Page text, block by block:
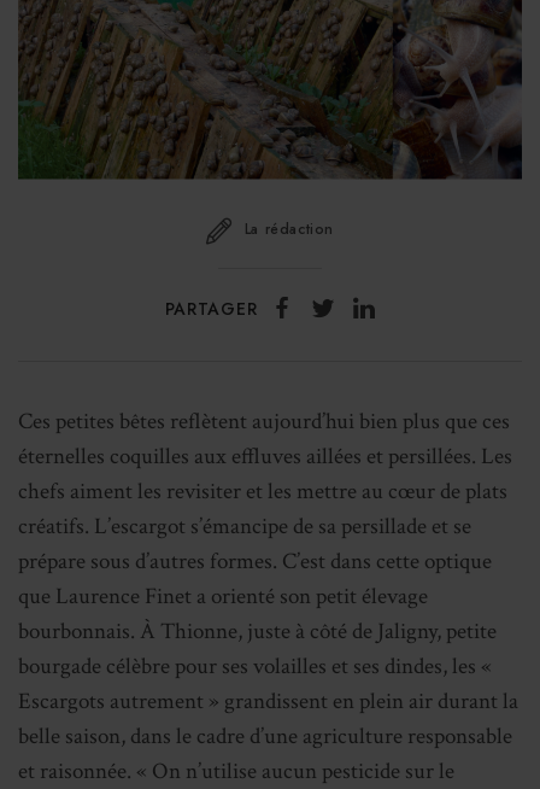
La rédaction
PARTAGER
Ces petites bêtes reflètent aujourd’hui bien plus que ces
éternelles coquilles aux effluves aillées et persillées. Les
chefs aiment les revisiter et les mettre au cœur de plats
créatifs. L’escargot s’émancipe de sa persillade et se
prépare sous d’autres formes. C’est dans cette optique
que Laurence Finet a orienté son petit élevage
bourbonnais. À Thionne, juste à côté de Jaligny, petite
bourgade célèbre pour ses volailles et ses dindes, les «
Escargots autrement » grandissent en plein air durant la
belle saison, dans le cadre d’une agriculture responsable
et raisonnée. « On n’utilise aucun pesticide sur le